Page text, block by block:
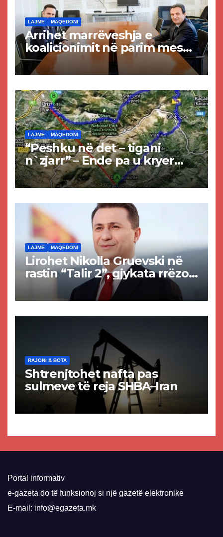
LAJME MAQEDONI
Arrihet marrëveshja e
koalicionimit në parim mes
Kurtit dhe Abdixhikut
LAJME MAQEDONI
“Peshku në det – tigani
n`zjarr” – Ende pa u kryer
projekti i tunelit, komuna e
Tetovës nis punimet për
LAJME MAQEDONI
Lirohet Nikolla Gruevski në
rastin “Talir 2”, gjykata rrëzon
akuzat për ndërtimin e
paligjshëm të selisë së
RAJONI & BOTA
Shtrenjtohet nafta pas
sulmeve të reja SHBA–Iran
Portal informativ
e-gazeta do të funksionoj si një gazetë elektronike
E-mail: info@egazeta.mk